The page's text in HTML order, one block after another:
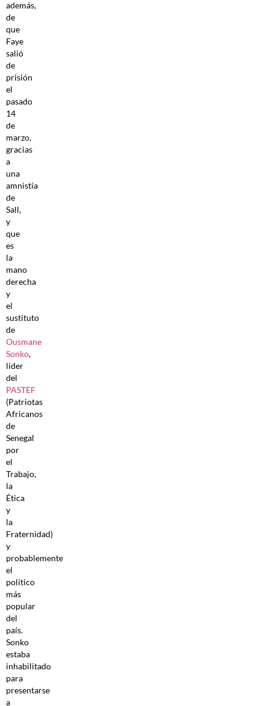
además,
de
que
Faye
salió
de
prisión
el
pasado
14
de
marzo,
gracias
a
una
amnistía
de
Sall,
y
que
es
la
mano
derecha
y
el
sustituto
de
Ousmane
Sonko,
líder
del
PASTEF
(Patriotas
Africanos
de
Senegal
por
el
Trabajo,
la
Ética
y
la
Fraternidad)
y
probablemente
el
político
más
popular
del
país.
Sonko
estaba
inhabilitado
para
presentarse
a